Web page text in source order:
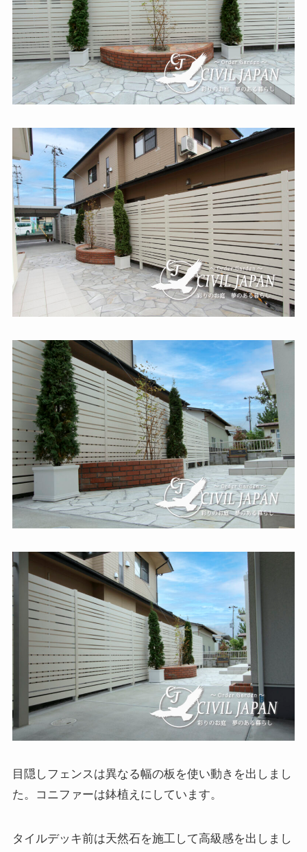
目隠しフェンスは異なる幅の板を使い動きを出しまし
た。コニファーは鉢植えにしています。
タイルデッキ前は天然石を施工して高級感を出しまし